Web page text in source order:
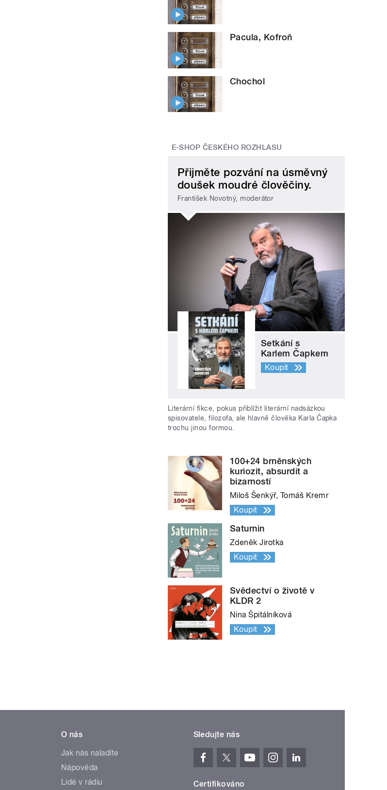
Pacula, Kofroň
Chochol
E-SHOP ČESKÉHO ROZHLASU
Přijměte pozvání na úsměvný
doušek moudré člověčiny.
František Novotný, moderátor
Setkání s
Karlem Čapkem
Koupit
Literární fikce, pokus přiblížit literární nadsázkou
spisovatele, filozofa, ale hlavně člověka Karla Čapka
trochu jinou formou.
100+24 brněnských
kuriozit, absurdit a
bizarností
Miloš Šenkýř, Tomáš Kremr
Koupit
Saturnin
Zdeněk Jirotka
Koupit
Svědectví o životě v
KLDR 2
Nina Špitálníková
Koupit
O nás
Jak nás naladíte
Nápověda
Lidé v rádiu
Sledujte nás
Certifikováno